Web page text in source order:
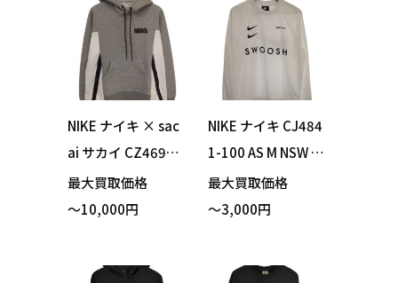
た！
ージュ Mサイズ 買
い取りました！
NIKE ナイキ × sac
ai サカイ CZ4695-
063 NRG HOODIE
パーカー グレー XS
最大買取価格
～10,000円
NIKE ナイキ CJ484
1-100 AS M NSW S
WOOSH CREW PK
スウッシュ クルー
最大買取価格
～3,000円